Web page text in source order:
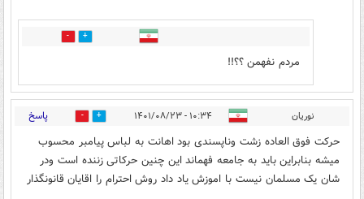
2
مردم نفهمن ؟؟!!
نوریان ۱۰:۳۴ - ۱۴۰۱/۰۸/۲۳ 9 پاسخ
حرکت فوق العاده زشت وناپسندی بود اهانت به لباس پیامبر محسوب
میشه بنابراین باید به جامعه فهماند این چنین حرکاتی زننده است ودر
شان یک مسلمان نیست با اموزش یاد داد روش احترام را اقایان قانونگذار